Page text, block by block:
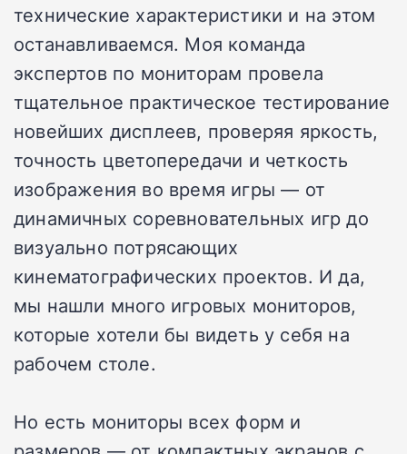
технические характеристики и на этом
останавливаемся. Моя команда
экспертов по мониторам провела
тщательное практическое тестирование
новейших дисплеев, проверяя яркость,
точность цветопередачи и четкость
изображения во время игры — от
динамичных соревновательных игр до
визуально потрясающих
кинематографических проектов. И да,
мы нашли много игровых мониторов,
которые хотели бы видеть у себя на
рабочем столе.
Но есть мониторы всех форм и